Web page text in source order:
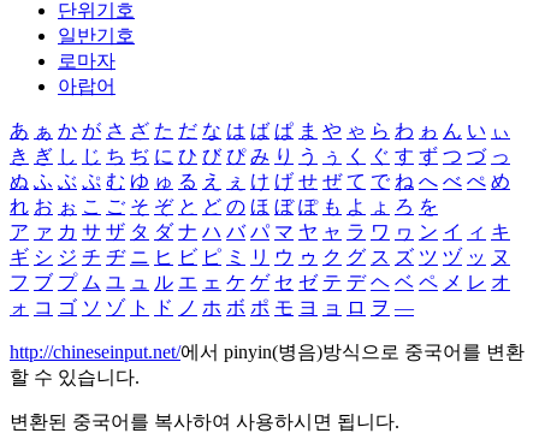
단위기호
일반기호
로마자
아랍어
あ ぁ か が さ ざ た だ な は ば ぱ ま や ゃ ら わ ゎ ん い ぃ
き ぎ し じ ち ぢ に ひ び ぴ み り う ぅ く ぐ す ず つ づ っ
ぬ ふ ぶ ぷ む ゆ ゅ る え ぇ け げ せ ぜ て で ね へ べ ぺ め
れ お ぉ こ ご そ ぞ と ど の ほ ぼ ぽ も よ ょ ろ を
ア ァ カ サ ザ タ ダ ナ ハ バ パ マ ヤ ャ ラ ワ ヮ ン イ ィ キ
ギ シ ジ チ ヂ ニ ヒ ビ ピ ミ リ ウ ゥ ク グ ス ズ ツ ヅ ッ ヌ
フ ブ プ ム ユ ュ ル エ ェ ケ ゲ セ ゼ テ デ ヘ ベ ペ メ レ オ
ォ コ ゴ ソ ゾ ト ド ノ ホ ボ ポ モ ヨ ョ ロ ヲ ―
http://chineseinput.net/에서 pinyin(병음)방식으로 중국어를 변환
할 수 있습니다.
변환된 중국어를 복사하여 사용하시면 됩니다.